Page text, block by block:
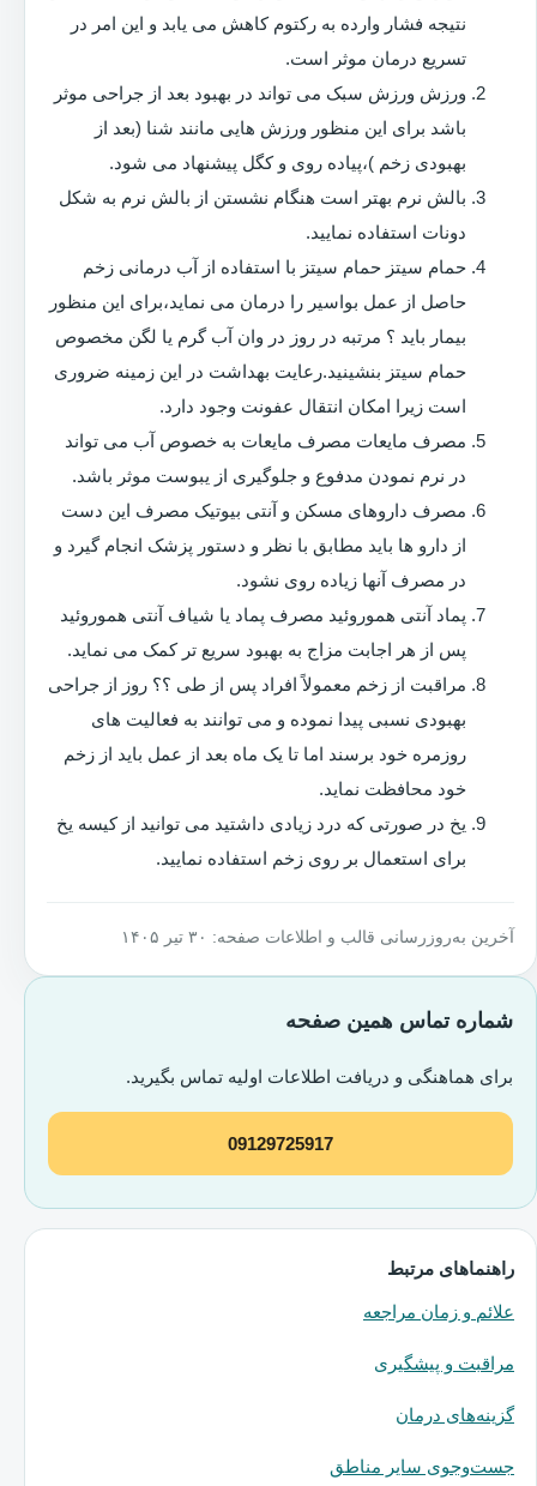
نتیجه فشار وارده به رکتوم کاهش می یابد و این امر در
تسریع درمان موثر است.
ورزش ورزش سبک می تواند در بهبود بعد از جراحی موثر
باشد برای این منظور ورزش هایی مانند شنا (بعد از
بهبودی زخم )،پیاده روی و کگل پیشنهاد می شود.
بالش نرم بهتر است هنگام نشستن از بالش نرم به شکل
دونات استفاده نمایید.
حمام سیتز حمام سیتز با استفاده از آب درمانی زخم
حاصل از عمل بواسیر را درمان می نماید،برای این منظور
بیمار باید ؟ مرتبه در روز در وان آب گرم یا لگن مخصوص
حمام سیتز بنشینید.رعایت بهداشت در این زمینه ضروری
است زیرا امکان انتقال عفونت وجود دارد.
مصرف مایعات مصرف مایعات به خصوص آب می تواند
در نرم نمودن مدفوع و جلوگیری از یبوست موثر باشد.
مصرف داروهای مسکن و آنتی بیوتیک مصرف این دست
از دارو ها باید مطابق با نظر و دستور پزشک انجام گیرد و
در مصرف آنها زیاده روی نشود.
پماد آنتی هموروئید مصرف پماد یا شیاف آنتی هموروئید
پس از هر اجابت مزاج به بهبود سریع تر کمک می نماید.
مراقبت از زخم معمولاً افراد پس از طی ؟؟ روز از جراحی
بهبودی نسبی پیدا نموده و می توانند به فعالیت های
روزمره خود برسند اما تا یک ماه بعد از عمل باید از زخم
خود محافظت نماید.
یخ در صورتی که درد زیادی داشتید می توانید از کیسه یخ
برای استعمال بر روی زخم استفاده نمایید.
آخرین به‌روزرسانی قالب و اطلاعات صفحه: ۳۰ تیر ۱۴۰۵
شماره تماس همین صفحه
برای هماهنگی و دریافت اطلاعات اولیه تماس بگیرید.
09129725917
راهنماهای مرتبط
علائم و زمان مراجعه
مراقبت و پیشگیری
گزینه‌های درمان
جست‌وجوی سایر مناطق